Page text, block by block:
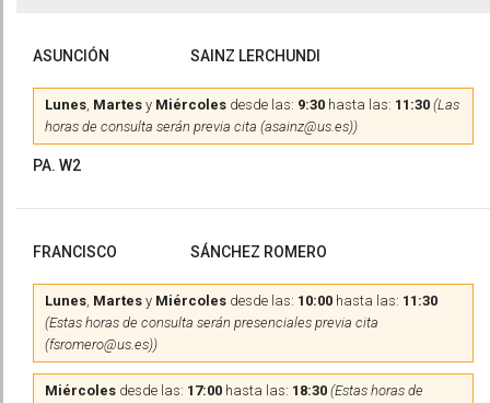
ASUNCIÓN SAINZ LERCHUNDI
Lunes, Martes y Miércoles desde las: 9:30 hasta las: 11:30 (Las
horas de consulta serán previa cita (asainz@us.es))
PA. W2
FRANCISCO SÁNCHEZ ROMERO
Lunes, Martes y Miércoles desde las: 10:00 hasta las: 11:30
(Estas horas de consulta serán presenciales previa cita
(fsromero@us.es))
Miércoles desde las: 17:00 hasta las: 18:30 (Estas horas de